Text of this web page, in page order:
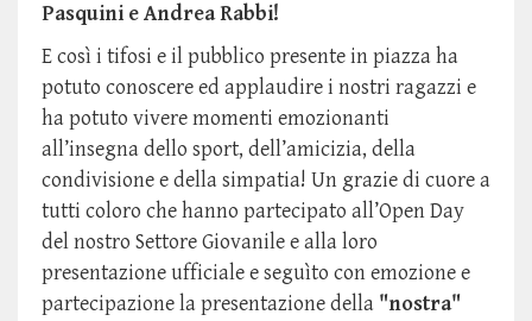
Pasquini e Andrea Rabbi!
E così i tifosi e il pubblico presente in piazza ha
potuto conoscere ed applaudire i nostri ragazzi e
ha potuto vivere momenti emozionanti
all’insegna dello sport, dell’amicizia, della
condivisione e della simpatia! Un grazie di cuore a
tutti coloro che hanno partecipato all’Open Day
del nostro Settore Giovanile e alla loro
presentazione ufficiale e seguìto con emozione e
partecipazione la presentazione della "nostra"